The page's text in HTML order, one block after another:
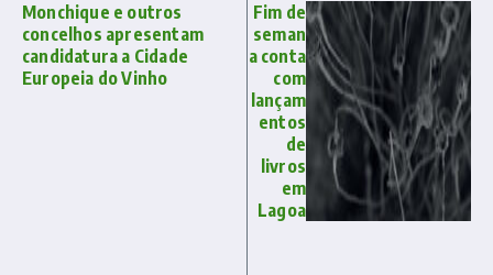
Monchique e outros
concelhos apresentam
candidatura a Cidade
Europeia do Vinho
Fim de
seman
a conta
com
lançam
entos
de
livros
em
Lagoa